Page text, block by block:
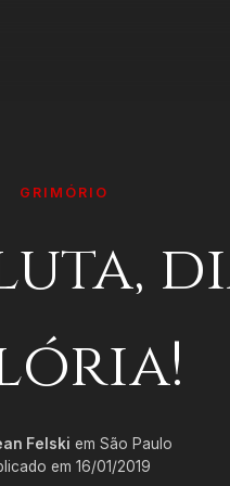
GRIMÓRIO
Felski em São Paulo
em 16/01/2019